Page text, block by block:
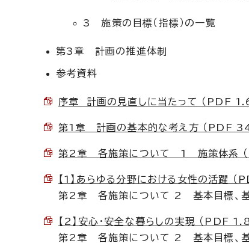
3 施策の目標（指標）の一覧
第3章 計画の推進体制
参考資料
序章 計画の見直しに当たって （PDF
第1章 計画の基本的な考え方 （PDF
第2章 各施策について 1 施策体系
【1】あらゆる分野における女性の活躍 （
第2章 各施策について 2 基本目標、基
【2】安心・安全な暮らしの実現 （PDF
第2章 各施策について 2 基本目標、基